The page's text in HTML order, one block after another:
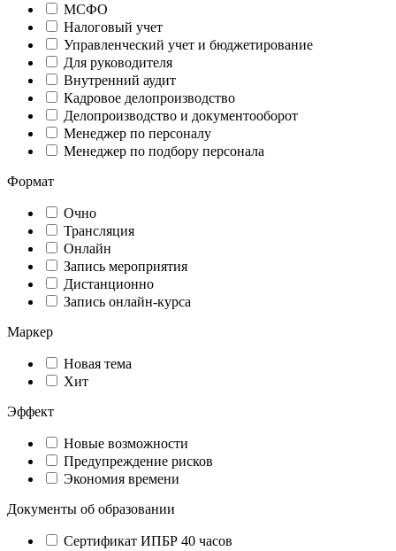
МСФО
Налоговый учет
Управленческий учет и бюджетирование
Для руководителя
Внутренний аудит
Кадровое делопроизводство
Делопроизводство и документооборот
Менеджер по персоналу
Менеджер по подбору персонала
Формат
Очно
Трансляция
Онлайн
Запись мероприятия
Дистанционно
Запись онлайн-курса
Маркер
Новая тема
Хит
Эффект
Новые возможности
Предупреждение рисков
Экономия времени
Документы об образовании
Сертификат ИПБР 40 часов